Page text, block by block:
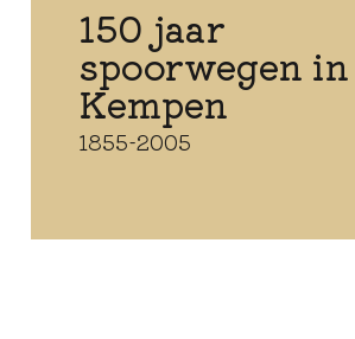
150 jaar
spoorwegen
Kempen
1855-2005